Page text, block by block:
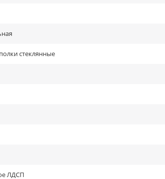
стеклянные
ЛДСП